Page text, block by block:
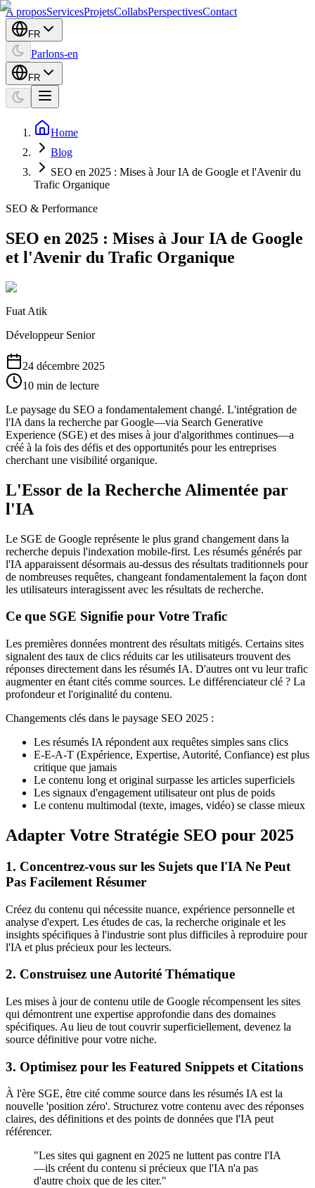
A proposServicesProjetsCollabsPerspectivesContact
FR
Parlons-en
FR
Home
Blog
SEO en 2025 : Mises à Jour IA de Google et l'Avenir du
Trafic Organique
SEO & Performance
SEO en 2025 : Mises à Jour IA de Google
et l'Avenir du Trafic Organique
Fuat Atik
Développeur Senior
24 décembre 2025
10 min de lecture
Le paysage du SEO a fondamentalement changé. L'intégration de
l'IA dans la recherche par Google—via Search Generative
Experience (SGE) et des mises à jour d'algorithmes continues—a
créé à la fois des défis et des opportunités pour les entreprises
cherchant une visibilité organique.
L'Essor de la Recherche Alimentée par
l'IA
Le SGE de Google représente le plus grand changement dans la
recherche depuis l'indexation mobile-first. Les résumés générés par
l'IA apparaissent désormais au-dessus des résultats traditionnels pour
de nombreuses requêtes, changeant fondamentalement la façon dont
les utilisateurs interagissent avec les résultats de recherche.
Ce que SGE Signifie pour Votre Trafic
Les premières données montrent des résultats mitigés. Certains sites
signalent des taux de clics réduits car les utilisateurs trouvent des
réponses directement dans les résumés IA. D'autres ont vu leur trafic
augmenter en étant cités comme sources. Le différenciateur clé ? La
profondeur et l'originalité du contenu.
Changements clés dans le paysage SEO 2025 :
Les résumés IA répondent aux requêtes simples sans clics
E-E-A-T (Expérience, Expertise, Autorité, Confiance) est plus
critique que jamais
Le contenu long et original surpasse les articles superficiels
Les signaux d'engagement utilisateur ont plus de poids
Le contenu multimodal (texte, images, vidéo) se classe mieux
Adapter Votre Stratégie SEO pour 2025
1. Concentrez-vous sur les Sujets que l'IA Ne Peut
Pas Facilement Résumer
Créez du contenu qui nécessite nuance, expérience personnelle et
analyse d'expert. Les études de cas, la recherche originale et les
insights spécifiques à l'industrie sont plus difficiles à reproduire pour
l'IA et plus précieux pour les lecteurs.
2. Construisez une Autorité Thématique
Les mises à jour de contenu utile de Google récompensent les sites
qui démontrent une expertise approfondie dans des domaines
spécifiques. Au lieu de tout couvrir superficiellement, devenez la
source définitive pour votre niche.
3. Optimisez pour les Featured Snippets et Citations
À l'ère SGE, être cité comme source dans les résumés IA est la
nouvelle 'position zéro'. Structurez votre contenu avec des réponses
claires, des définitions et des points de données que l'IA peut
référencer.
"Les sites qui gagnent en 2025 ne luttent pas contre l'IA
—ils créent du contenu si précieux que l'IA n'a pas
d'autre choix que de les citer."